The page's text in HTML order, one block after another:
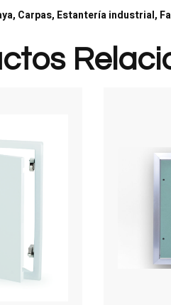
Carpas, Estantería industrial,